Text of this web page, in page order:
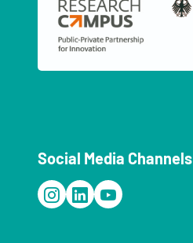
Social Media Channels